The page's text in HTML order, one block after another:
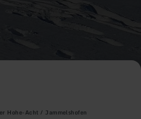
Hohe-Acht / Jammelshofen